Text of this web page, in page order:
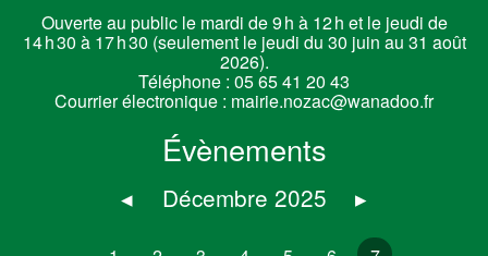
Ouverte au public le mardi de 9 h à 12 h et le jeudi de
14 h 30 à 17 h 30 (seulement le jeudi du 30 juin au 31 août
2026).
Téléphone : 05 65 41 20 43
Courrier électronique : mairie.nozac@wanadoo.fr
Évènements
◂ Décembre 2025 ▸